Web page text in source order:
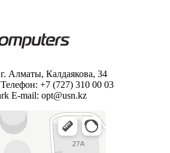
г. Алматы, Калдаякова, 34
Телефон: +7 (727) 310 00 03
E-mail: opt@usn.kz